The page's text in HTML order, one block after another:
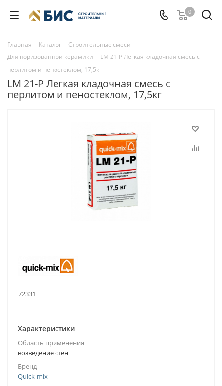
0
Главная - Каталог - Строительные смеси -
Для поризованной керамики - LM 21-P Легкая кладочная смесь с
перлитом и пеностеклом, 17,5кг
LM 21-P Легкая кладочная смесь с
перлитом и пеностеклом, 17,5кг
72331
Характеристики
Область применения
возведение стен
Бренд
Quick-mix